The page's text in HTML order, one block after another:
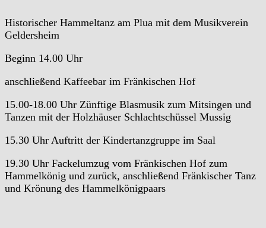
Historischer Hammeltanz am Plua mit dem Musikverein
Geldersheim
Beginn 14.00 Uhr
anschließend Kaffeebar im Fränkischen Hof
15.00-18.00 Uhr Zünftige Blasmusik zum Mitsingen und
Tanzen mit der Holzhäuser Schlachtschüssel Mussig
15.30 Uhr Auftritt der Kindertanzgruppe im Saal
19.30 Uhr Fackelumzug vom Fränkischen Hof zum
Hammelkönig und zurück, anschließend Fränkischer Tanz
und Krönung des Hammelkönigpaars